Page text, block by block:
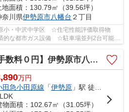
地面積：130.79㎡（39.56坪）
奈川県伊勢原市八幡台 ２丁目
小・中沢中学区 ☆住宅性能評価取得物
な都市ガス設備 ☆駐車場並列2台可能
円】伊勢原市八幡台3期 1号棟 新築一戸建て
万円
田急小田原線 「伊勢原」駅 徒歩19分
物面積：102.67㎡（31.05坪）